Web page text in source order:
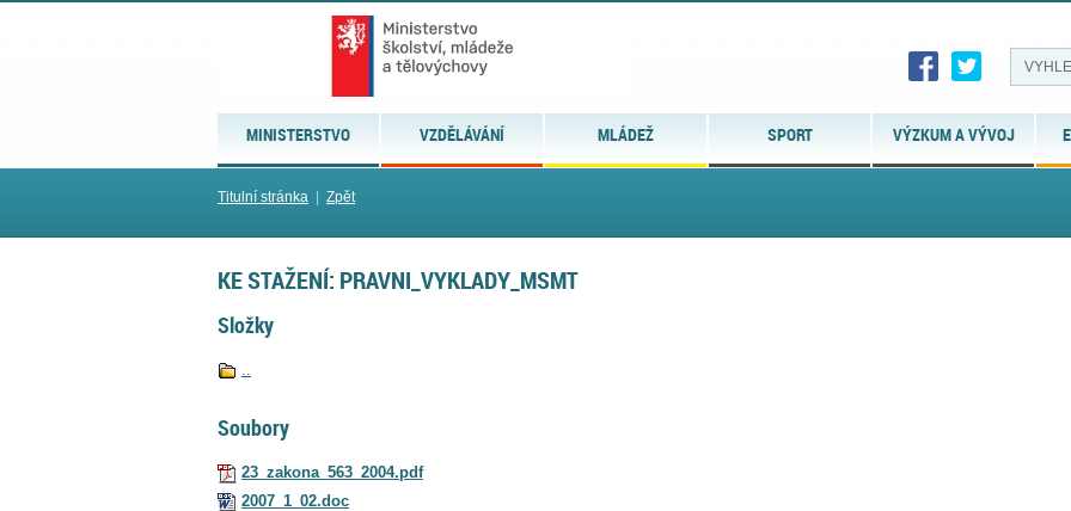
MINISTERSTVO VZDĚLÁVÁNÍ MLÁDEŽ SPORT VÝZKUM A VÝVOJ
Titulní stránka Zpět
KE STAŽENÍ: PRAVNI_VYKLADY_MSMT
Složky
..
Soubory
23_zakona_563_2004.pdf
2007_1_02.doc